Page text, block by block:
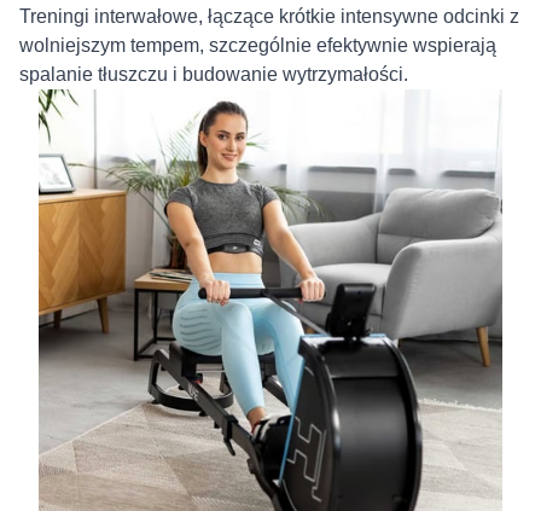
Treningi interwałowe, łączące krótkie intensywne odcinki z
wolniejszym tempem, szczególnie efektywnie wspierają
spalanie tłuszczu i budowanie wytrzymałości.